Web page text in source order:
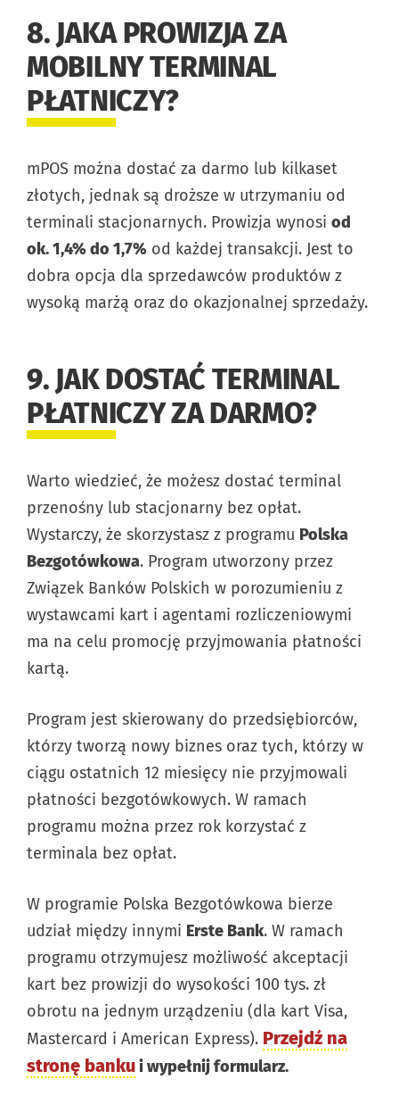
8. JAKA PROWIZJA ZA
MOBILNY TERMINAL
PŁATNICZY?
mPOS można dostać za darmo lub kilkaset
złotych, jednak są droższe w utrzymaniu od
terminali stacjonarnych. Prowizja wynosi od
ok. 1,4% do 1,7% od każdej transakcji. Jest to
dobra opcja dla sprzedawców produktów z
wysoką marżą oraz do okazjonalnej sprzedaży.
9. JAK DOSTAĆ TERMINAL
PŁATNICZY ZA DARMO?
Warto wiedzieć, że możesz dostać terminal
przenośny lub stacjonarny bez opłat.
Wystarczy, że skorzystasz z programu Polska
Bezgotówkowa. Program utworzony przez
Związek Banków Polskich w porozumieniu z
wystawcami kart i agentami rozliczeniowymi
ma na celu promocję przyjmowania płatności
kartą.
Program jest skierowany do przedsiębiorców,
którzy tworzą nowy biznes oraz tych, którzy w
ciągu ostatnich 12 miesięcy nie przyjmowali
płatności bezgotówkowych. W ramach
programu można przez rok korzystać z
terminala bez opłat.
W programie Polska Bezgotówkowa bierze
udział między innymi Erste Bank. W ramach
programu otrzymujesz możliwość akceptacji
kart bez prowizji do wysokości 100 tys. zł
obrotu na jednym urządzeniu (dla kart Visa,
Mastercard i American Express). Przejdź na
stronę bankui wypełnij formularz.